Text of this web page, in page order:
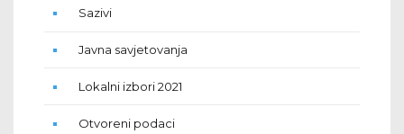
Sazivi
Javna savjetovanja
Lokalni izbori 2021
Otvoreni podaci